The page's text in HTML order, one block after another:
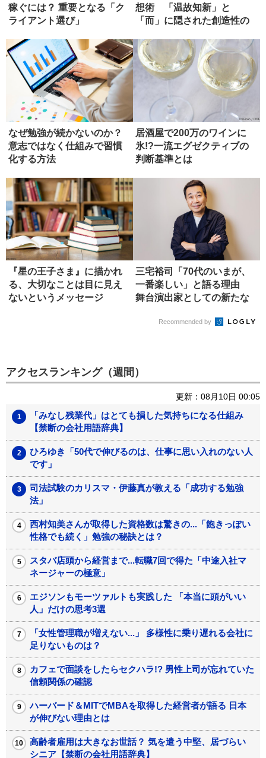
稼ぐには？ 重要となる「ク
ライアント選び」
想術 「温故知新」と
「而」に隠された創造性の
なぜ勉強が続かないのか？
意志ではなく仕組みで習慣
化する方法
居酒屋で200万のワインに
氷!?一流エグゼクティブの
判断基準とは
『星の王子さま』に描かれ
る、大切なことは目に見え
ないというメッセージ
三宅裕司「70代のいまが、
一番楽しい」と語る理由
舞台演出家としての新たな
Recommended by
アクセスランキング（週間）
更新：08月10日 00:05
「みなし残業代」はとても損した気持ちになる仕組み
【禁断の会社用語辞典】
ひろゆき「50代で伸びるのは、仕事に思い入れのない人
です」
司法試験のカリスマ・伊藤真が教える「成功する勉強
法」
西村知美さんが取得した資格数は驚きの...「飽きっぽい
性格でも続く」勉強の秘訣とは？
スタバ店頭から経営まで...転職7回で得た「中途入社マ
ネージャーの極意」
エジソンもモーツァルトも実践した 「本当に頭がいい
人」だけの思考3選
「女性管理職が増えない...」 多様性に乗り遅れる会社に
足りないものは？
カフェで面談をしたらセクハラ!? 男性上司が忘れていた
信頼関係の確認
ハーバード＆MITでMBAを取得した経営者が語る 日本
が伸びない理由とは
高齢者雇用は大きなお世話？ 気を遣う中堅、居づらい
シニア【禁断の会社用語辞典】